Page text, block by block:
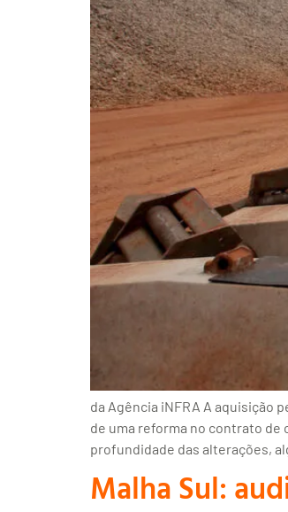
da Agência iNFRA A aquisição
de uma reforma no contrato de
profundidade das alterações,
Malha Sul: